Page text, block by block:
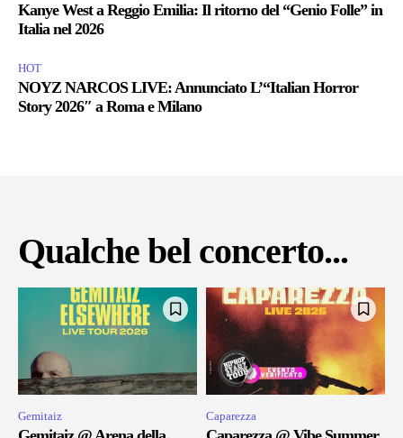
Kanye West a Reggio Emilia: Il ritorno del “Genio Folle” in
Italia nel 2026
HOT
NOYZ NARCOS LIVE: Annunciato L’“Italian Horror
Story 2026″ a Roma e Milano
Qualche bel concerto...
Gemitaiz Caparezza